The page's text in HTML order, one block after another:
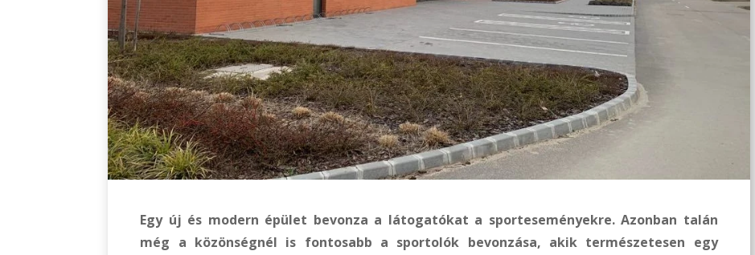
Egy új és modern épület bevonza a látogatókat a sporteseményekre. Azonban talán
még a közönségnél is fontosabb a sportolók bevonzása, akik természetesen egy